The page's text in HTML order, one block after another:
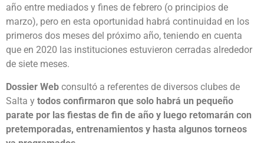
año entre mediados y fines de febrero (o principios de
marzo), pero en esta oportunidad habrá continuidad en los
primeros dos meses del próximo año, teniendo en cuenta
que en 2020 las instituciones estuvieron cerradas alrededor
de siete meses.
Dossier Web consultó a referentes de diversos clubes de
Salta y todos confirmaron que solo habrá un pequeño
parate por las fiestas de fin de año y luego retomarán con
pretemporadas, entrenamientos y hasta algunos torneos